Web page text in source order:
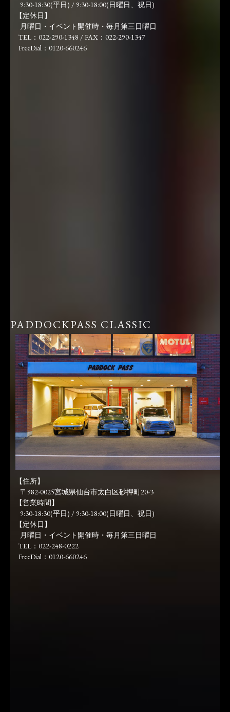
9:30-18:30(平日) / 9:30-18:00(日曜日、祝日)
【定休日】
月曜日・イベント開催時・毎月第三日曜日
TEL：022-290-1348 / FAX：022-290-1347
FreeDial：0120-660246
PADDOCKPASS CLASSIC
【住所】
〒982-0025宮城県仙台市太白区砂押町20-3
【営業時間】
9:30-18:30(平日) / 9:30-18:00(日曜日、祝日)
【定休日】
月曜日・イベント開催時・毎月第三日曜日
TEL：022-248-0222
FreeDial：0120-660246